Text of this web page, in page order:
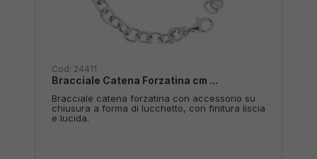
Cod: 19736
Body Piercing Nero con Crystal...
Body Piercing Labret Nero con Crystal Punto
Luce Bianco incastonato.